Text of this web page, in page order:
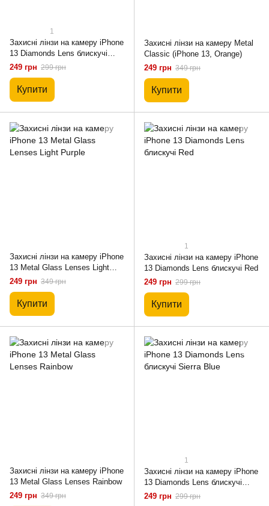
1
Захисні лінзи на камеру iPhone
13 Diamonds Lens блискучі
Rainbow
249 грн 299 грн
Купити
Захисні лінзи на камеру Metal
Classic (iPhone 13, Orange)
249 грн 349 грн
Купити
Захисні лінзи на камеру iPhone
13 Metal Glass Lenses Light
Purple
249 грн 349 грн
Купити
1
Захисні лінзи на камеру iPhone
13 Diamonds Lens блискучі Red
249 грн 299 грн
Купити
Захисні лінзи на камеру iPhone
13 Metal Glass Lenses Rainbow
249 грн 349 грн
1
Захисні лінзи на камеру iPhone
13 Diamonds Lens блискучі
Sierra Blue
249 грн 299 грн